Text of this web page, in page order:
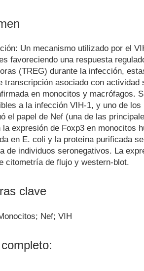
Un mecanismo utilizado por el
favoreciendo una respuesta
(TREG) durante la infección,
transcripción asociado con actividad
en monocitos y macrófagos.
a la infección VIH-1, y uno de
el papel de Nef (una de las
la expresión de Foxp3 en monocitos
en E. coli y la proteína purificada
de individuos seronegativos. La
citometría de flujo y western-blot.
clave
Nef; VIH